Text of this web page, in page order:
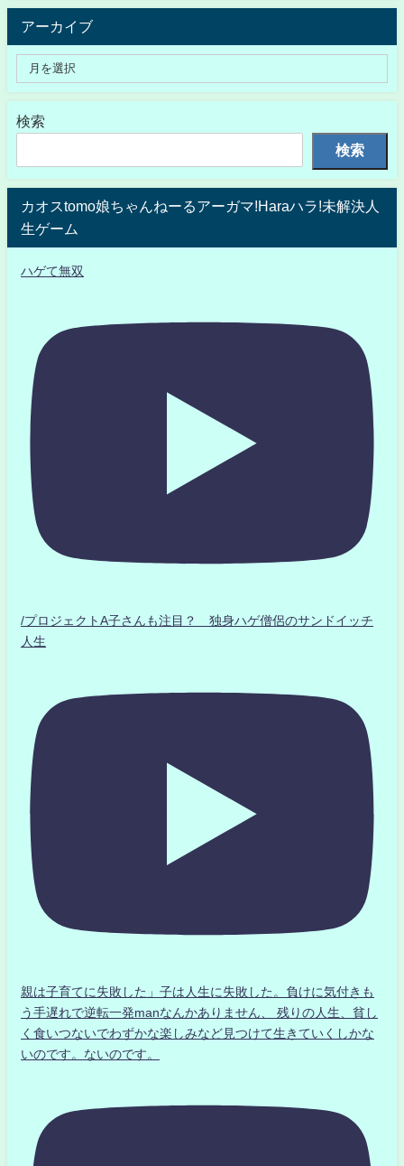
アーカイブ
検索
検索
カオスtomo娘ちゃんねーるアーガマ!Haraハラ!未解決人
生ゲーム
ハゲて無双
/プロジェクトA子さんも注目？ 独身ハゲ僧侶のサンドイッチ
人生
親は子育てに失敗した」子は人生に失敗した。負けに気付きも
う手遅れで逆転一発manなんかありません、 残りの人生、貧し
く食いつないでわずかな楽しみなど見つけて生きていくしかな
いのです。ないのです。